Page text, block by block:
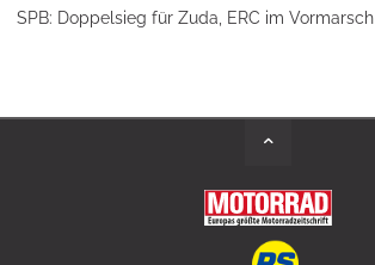
SPB: Doppelsieg für Zuda, ERC im Vormarsch
Back